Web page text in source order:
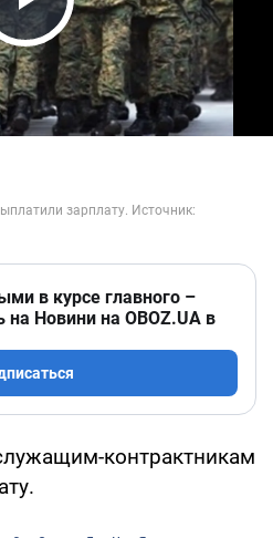
Video
в курсе главного –
на Новини на OBOZ.UA в
контрактникам